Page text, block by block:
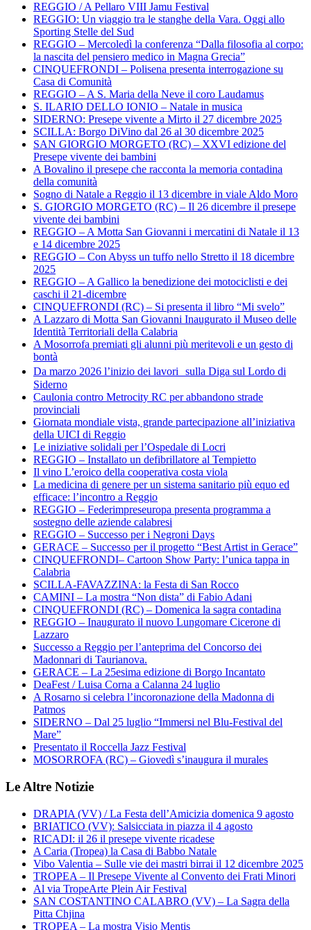
REGGIO / A Pellaro VIII Jamu Festival
REGGIO: Un viaggio tra le stanghe della Vara. Oggi allo
Sporting Stelle del Sud
REGGIO – Mercoledì la conferenza “Dalla filosofia al corpo:
la nascita del pensiero medico in Magna Grecia”
CINQUEFRONDI – Polisena presenta interrogazione su
Casa di Comunità
REGGIO – A S. Maria della Neve il coro Laudamus
S. ILARIO DELLO IONIO – Natale in musica
SIDERNO: Presepe vivente a Mirto il 27 dicembre 2025
SCILLA: Borgo DiVino dal 26 al 30 dicembre 2025
SAN GIORGIO MORGETO (RC) – XXVI edizione del
Presepe vivente dei bambini
A Bovalino il presepe che racconta la memoria contadina
della comunità
Sogno di Natale a Reggio il 13 dicembre in viale Aldo Moro
S. GIORGIO MORGETO (RC) – Il 26 dicembre il presepe
vivente dei bambini
REGGIO – A Motta San Giovanni i mercatini di Natale il 13
e 14 dicembre 2025
REGGIO – Con Abyss un tuffo nello Stretto il 18 dicembre
2025
REGGIO – A Gallico la benedizione dei motociclisti e dei
caschi il 21-dicembre
CINQUEFRONDI (RC) – Si presenta il libro “Mi svelo”
A Lazzaro di Motta San Giovanni Inaugurato il Museo delle
Identità Territoriali della Calabria
A Mosorrofa premiati gli alunni più meritevoli e un gesto di
bontà
Da marzo 2026 l’inizio dei lavori sulla Diga sul Lordo di
Siderno
Caulonia contro Metrocity RC per abbandono strade
provinciali
Giornata mondiale vista, grande partecipazione all’iniziativa
della UICI di Reggio
Le iniziative solidali per l’Ospedale di Locri
REGGIO – Installato un defibrillatore al Tempietto
Il vino L’eroico della cooperativa costa viola
La medicina di genere per un sistema sanitario più equo ed
efficace: l’incontro a Reggio
REGGIO – Federimpreseuropa presenta programma a
sostegno delle aziende calabresi
REGGIO – Successo per i Negroni Days
GERACE – Successo per il progetto “Best Artist in Gerace”
CINQUEFRONDI– Cartoon Show Party: l’unica tappa in
Calabria
SCILLA-FAVAZZINA: la Festa di San Rocco
CAMINI – La mostra “Non dista” di Fabio Adani
CINQUEFRONDI (RC) – Domenica la sagra contadina
REGGIO – Inaugurato il nuovo Lungomare Cicerone di
Lazzaro
Successo a Reggio per l’anteprima del Concorso dei
Madonnari di Taurianova.
GERACE – La 25esima edizione di Borgo Incantato
DeaFest / Luisa Corna a Calanna 24 luglio
A Rosarno si celebra l’incoronazione della Madonna di
Patmos
SIDERNO – Dal 25 luglio “Immersi nel Blu-Festival del
Mare”
Presentato il Roccella Jazz Festival
MOSORROFA (RC) – Giovedì s’inaugura il murales
Le Altre Notizie
DRAPIA (VV) / La Festa dell’Amicizia domenica 9 agosto
BRIATICO (VV): Salsicciata in piazza il 4 agosto
RICADI: il 26 il presepe vivente ricadese
A Caria (Tropea) la Casa di Babbo Natale
Vibo Valentia – Sulle vie dei mastri birrai il 12 dicembre 2025
TROPEA – Il Presepe Vivente al Convento dei Frati Minori
Al via TropeArte Plein Air Festival
SAN COSTANTINO CALABRO (VV) – La Sagra della
Pitta Chjina
TROPEA – La mostra Visio Mentis